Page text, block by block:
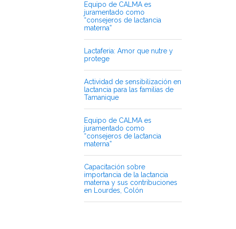
Equipo de CALMA es
juramentado como
“consejeros de lactancia
materna”
Lactaferia: Amor que nutre y
protege
Actividad de sensibilización en
lactancia para las familias de
Tamanique
Equipo de CALMA es
juramentado como
“consejeros de lactancia
materna”
Capacitación sobre
importancia de la lactancia
materna y sus contribuciones
en Lourdes, Colón